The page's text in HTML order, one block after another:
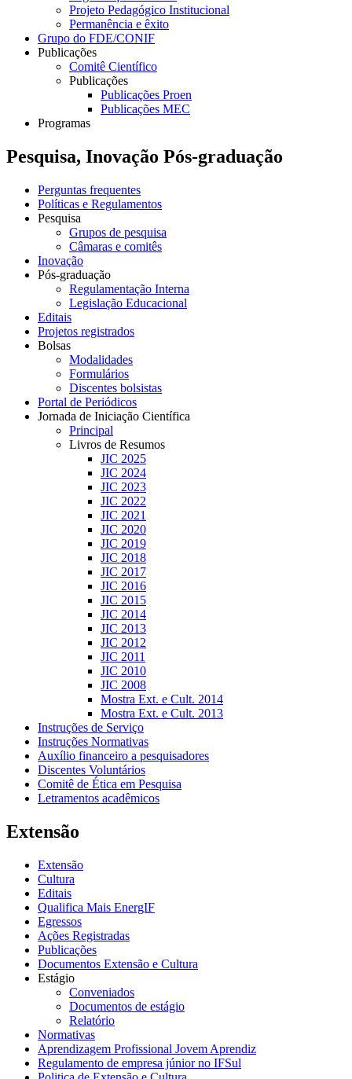
Projeto Pedagógico Institucional
Permanência e êxito
Grupo do FDE/CONIF
Publicações
Comitê Científico
Publicações
Publicações Proen
Publicações MEC
Programas
Pesquisa, Inovação Pós-graduação
Perguntas frequentes
Políticas e Regulamentos
Pesquisa
Grupos de pesquisa
Câmaras e comitês
Inovação
Pós-graduação
Regulamentação Interna
Legislação Educacional
Editais
Projetos registrados
Bolsas
Modalidades
Formulários
Discentes bolsistas
Portal de Periódicos
Jornada de Iniciação Científica
Principal
Livros de Resumos
JIC 2025
JIC 2024
JIC 2023
JIC 2022
JIC 2021
JIC 2020
JIC 2019
JIC 2018
JIC 2017
JIC 2016
JIC 2015
JIC 2014
JIC 2013
JIC 2012
JIC 2011
JIC 2010
JIC 2008
Mostra Ext. e Cult. 2014
Mostra Ext. e Cult. 2013
Instruções de Serviço
Instruções Normativas
Auxílio financeiro a pesquisadores
Discentes Voluntários
Comitê de Ética em Pesquisa
Letramentos acadêmicos
Extensão
Extensão
Cultura
Editais
Qualifica Mais EnergIF
Egressos
Ações Registradas
Publicações
Documentos Extensão e Cultura
Estágio
Conveniados
Documentos de estágio
Relatório
Normativas
Aprendizagem Profissional Jovem Aprendiz
Regulamento de empresa júnior no IFSul